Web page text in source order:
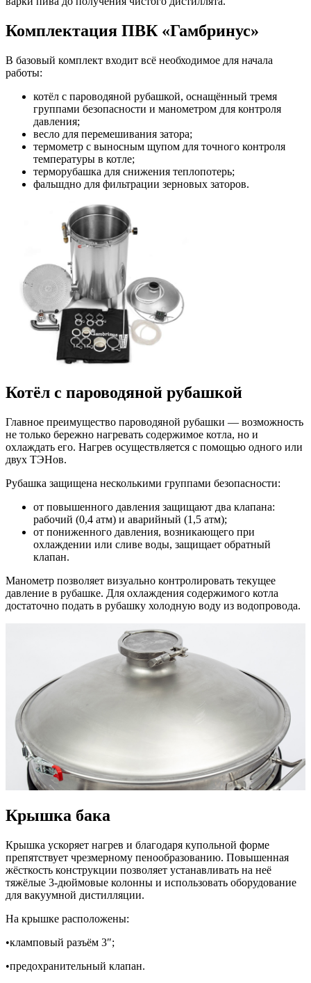
Комплектация ПВК «Гамбринус»
В базовый комплект входит всё необходимое для начала
работы:
котёл с пароводяной рубашкой, оснащённый тремя
группами безопасности и манометром для контроля
давления;
весло для перемешивания затора;
термометр с выносным щупом для точного контроля
температуры в котле;
терморубашка для снижения теплопотерь;
фальшдно для фильтрации зерновых заторов.
Котёл с пароводяной рубашкой
Главное преимущество пароводяной рубашки — возможность
не только бережно нагревать содержимое котла, но и
охлаждать его. Нагрев осуществляется с помощью одного или
двух ТЭНов.
Рубашка защищена несколькими группами безопасности:
от повышенного давления защищают два клапана:
рабочий (0,4 атм) и аварийный (1,5 атм);
от пониженного давления, возникающего при
охлаждении или сливе воды, защищает обратный
клапан.
Манометр позволяет визуально контролировать текущее
давление в рубашке. Для охлаждения содержимого котла
достаточно подать в рубашку холодную воду из водопровода.
Крышка бака
Крышка ускоряет нагрев и благодаря купольной форме
препятствует чрезмерному пенообразованию. Повышенная
жёсткость конструкции позволяет устанавливать на неё
тяжёлые 3-дюймовые колонны и использовать оборудование
для вакуумной дистилляции.
На крышке расположены:
•кламповый разъём 3″;
•предохранительный клапан.